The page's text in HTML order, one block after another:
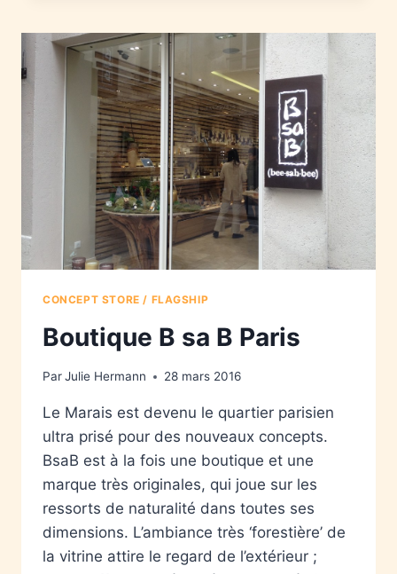
CONCEPT STORE / FLAGSHIP
Boutique B sa B Paris
ParJulie Hermann 28 mars 2016
Le Marais est devenu le quartier parisien
ultra prisé pour des nouveaux concepts.
BsaB est à la fois une boutique et une
marque très originales, qui joue sur les
ressorts de naturalité dans toutes ses
dimensions. L’ambiance très ‘forestière’ de
la vitrine attire le regard de l’extérieur ;